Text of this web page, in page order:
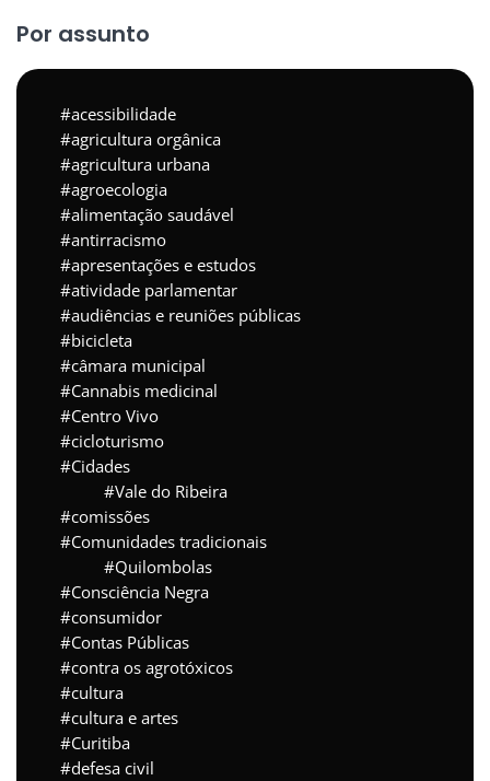
Por assunto
acessibilidade
agricultura orgânica
agricultura urbana
agroecologia
alimentação saudável
antirracismo
apresentações e estudos
atividade parlamentar
audiências e reuniões públicas
bicicleta
câmara municipal
Cannabis medicinal
Centro Vivo
cicloturismo
Cidades
Vale do Ribeira
comissões
Comunidades tradicionais
Quilombolas
Consciência Negra
consumidor
Contas Públicas
contra os agrotóxicos
cultura
cultura e artes
Curitiba
defesa civil